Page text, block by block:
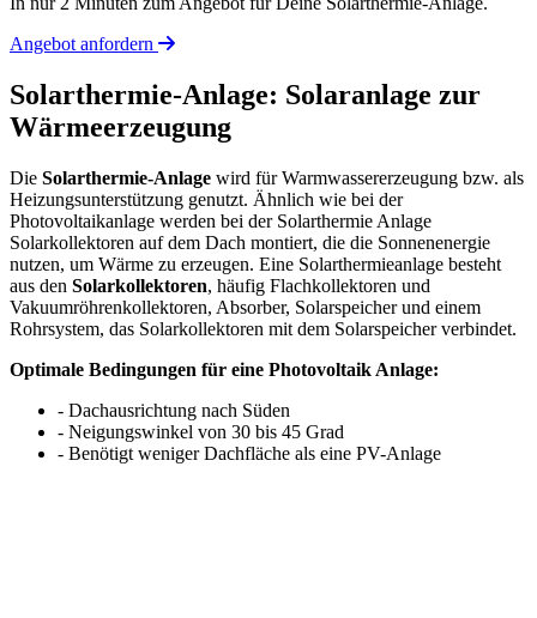
Angebot anfordern
Solarthermie-Anlage: Solaranlage zur
Wärmeerzeugung
Die Solarthermie-Anlage wird für Warmwassererzeugung bzw. als
Heizungsunterstützung genutzt. Ähnlich wie bei der
Photovoltaikanlage werden bei der Solarthermie Anlage
Solarkollektoren auf dem Dach montiert, die die Sonnenenergie
nutzen, um Wärme zu erzeugen. Eine Solarthermieanlage besteht
aus den Solarkollektoren, häufig Flachkollektoren und
Vakuumröhrenkollektoren, Absorber, Solarspeicher und einem
Rohrsystem, das Solarkollektoren mit dem Solarspeicher verbindet.
Optimale Bedingungen für eine Photovoltaik Anlage:
- Dachausrichtung nach Süden
- Neigungswinkel von 30 bis 45 Grad
- Benötigt weniger Dachfläche als eine PV-Anlage